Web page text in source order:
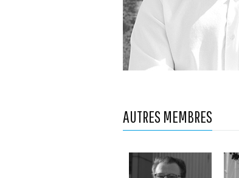
AUTRES MEMBRES
Stéphane Digard